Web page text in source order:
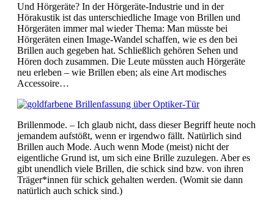
Und Hörgeräte? In der Hörgeräte-Industrie und in der
Hörakustik ist das unterschiedliche Image von Brillen und
Hörgeräten immer mal wieder Thema: Man müsste bei
Hörgeräten einen Image-Wandel schaffen, wie es den bei
Brillen auch gegeben hat. Schließlich gehören Sehen und
Hören doch zusammen. Die Leute müssten auch Hörgeräte
neu erleben – wie Brillen eben; als eine Art modisches
Accessoire…
Brillenmode. – Ich glaub nicht, dass dieser Begriff heute noch
jemandem aufstößt, wenn er irgendwo fällt. Natürlich sind
Brillen auch Mode. Auch wenn Mode (meist) nicht der
eigentliche Grund ist, um sich eine Brille zuzulegen. Aber es
gibt unendlich viele Brillen, die schick sind bzw. von ihren
Träger*innen für schick gehalten werden. (Womit sie dann
natürlich auch schick sind.)